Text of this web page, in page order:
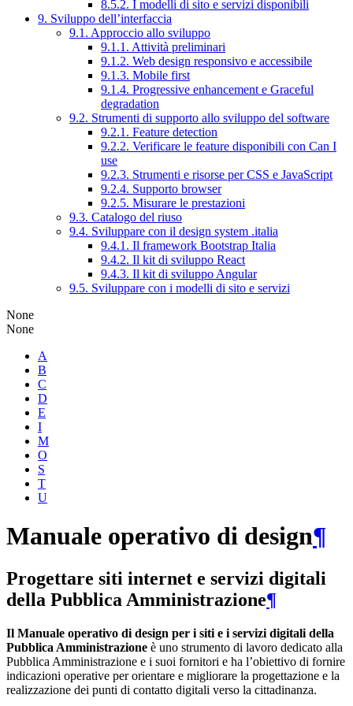
8.5.2. I modelli di sito e servizi disponibili
9. Sviluppo dell’interfaccia
9.1. Approccio allo sviluppo
9.1.1. Attività preliminari
9.1.2. Web design responsivo e accessibile
9.1.3. Mobile first
9.1.4. Progressive enhancement e Graceful
degradation
9.2. Strumenti di supporto allo sviluppo del software
9.2.1. Feature detection
9.2.2. Verificare le feature disponibili con Can I
use
9.2.3. Strumenti e risorse per CSS e JavaScript
9.2.4. Supporto browser
9.2.5. Misurare le prestazioni
9.3. Catalogo del riuso
9.4. Sviluppare con il design system .italia
9.4.1. Il framework Bootstrap Italia
9.4.2. Il kit di sviluppo React
9.4.3. Il kit di sviluppo Angular
9.5. Sviluppare con i modelli di sito e servizi
None
None
A
B
C
D
E
I
M
O
S
T
U
Manuale operativo di design¶
Progettare siti internet e servizi digitali
della Pubblica Amministrazione¶
Il Manuale operativo di design per i siti e i servizi digitali della
Pubblica Amministrazione è uno strumento di lavoro dedicato alla
Pubblica Amministrazione e i suoi fornitori e ha l’obiettivo di fornire
indicazioni operative per orientare e migliorare la progettazione e la
realizzazione dei punti di contatto digitali verso la cittadinanza.